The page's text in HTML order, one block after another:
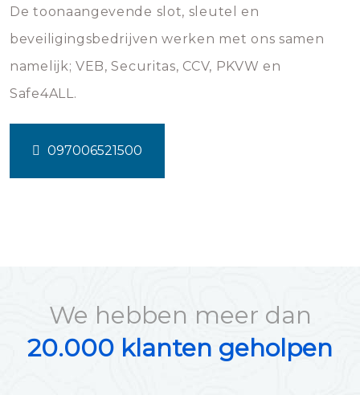
De toonaangevende slot, sleutel en
beveiligingsbedrijven werken met ons samen
namelijk; VEB, Securitas, CCV, PKVW en
Safe4ALL.
097006521500
We hebben meer dan
20.000 klanten geholpen